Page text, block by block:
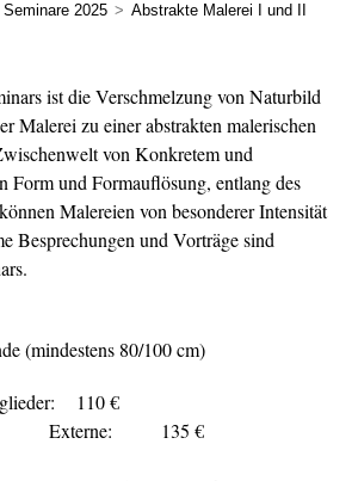
Seminare 2025 > Abstrakte Malerei I und II
ist die Verschmelzung von Naturbild
Malerei zu einer abstrakten malerischen
von Konkretem und
Form und Formauflösung, entlang des
Malereien von besonderer Intensität
Besprechungen und Vorträge sind
(mindestens 80/100 cm)
110 €
135 €